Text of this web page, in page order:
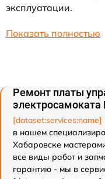
эксплуатации.
Показать полностью
Ремонт платы
электросамоката
в нашем
Хабаровске
все виды работ и
гарантию - мы в